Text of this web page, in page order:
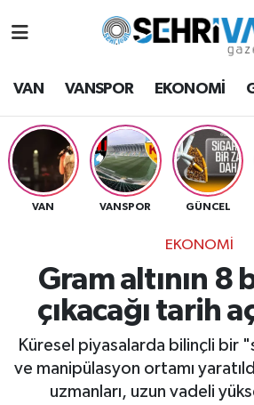
VAN VANSPOR EKONOMİ
VAN VANSPOR GÜNCEL
EKONOMİ
Gram altının 8
çıkacağı tarih
Küresel piyasalarda bilinçli bir
ve manipülasyon ortamı
uzmanları, uzun vadeli
Van Hava Durumu
VAN Namaz Vakitleri
Van Trafik Yoğunluk Haritası
Süper Lig Puan Durumu ve
Tüm Manşetler
Son Dakika Haberleri
Haber Arşivi